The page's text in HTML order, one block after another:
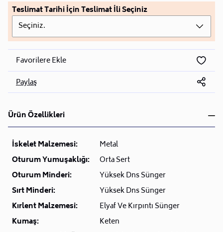
Teslimat Tarihi İçin Teslimat İli Seçiniz
Seçiniz.
Favorilere Ekle
Paylaş
Ürün Özellikleri
İskelet Malzemesi:
Metal
Oturum Yumuşaklığı:
Orta Sert
Oturum Minderi:
Yüksek Dns Sünger
Sırt Minderi:
Yüksek Dns Sünger
Kırlent Malzemesi:
Elyaf Ve Kırpıntı Sünger
Kumaş:
Keten